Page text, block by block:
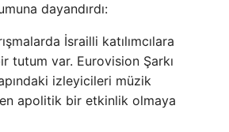
dayandırdı:
İsrailli katılımcılara
tutum var. Eurovision Şarkı
izleyicileri müzik
apolitik bir etkinlik olmaya